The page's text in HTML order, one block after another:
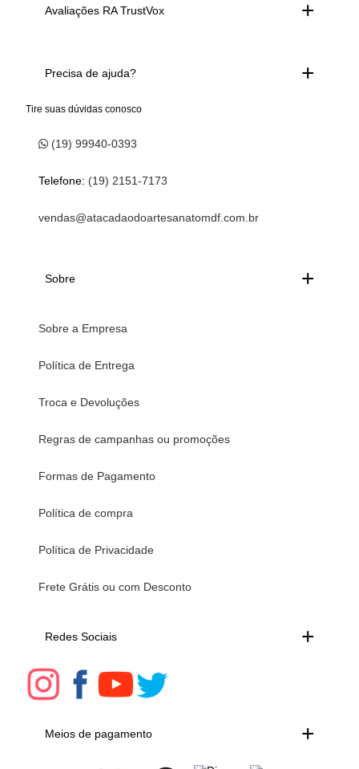
Avaliações RA TrustVox
Precisa de ajuda?
Tire suas dúvidas conosco
(19) 99940-0393
Telefone: (19) 2151-7173
vendas@atacadaodoartesanatomdf.com.br
Sobre
Sobre a Empresa
Política de Entrega
Troca e Devoluções
Regras de campanhas ou promoções
Formas de Pagamento
Política de compra
Política de Privacidade
Frete Grátis ou com Desconto
Redes Sociais
Meios de pagamento